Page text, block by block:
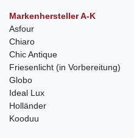
Markenhersteller A-K
Asfour
Chiaro
Chic Antique
Friesenlicht (in Vorbereitung)
Globo
Ideal Lux
Holländer
Kooduu